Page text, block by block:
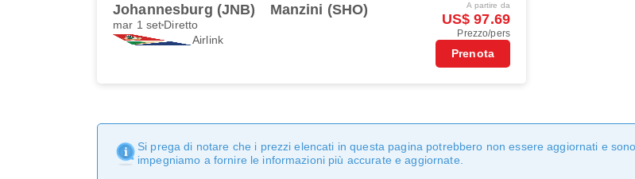
Johannesburg (JNB) Manzini (SHO)
mar 1 set Diretto
Airlink
A partire da
US$ 97.69
Prezzo/pers
Prenota
Si prega di notare che i prezzi elencati in questa pagina potrebbero non essere aggiornati e
impegniamo a fornire le informazioni più accurate e aggiornate.